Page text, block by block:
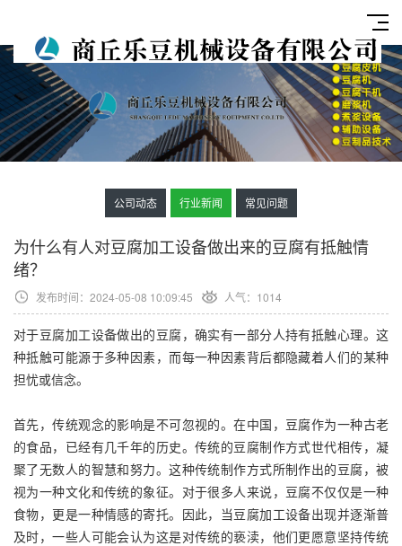
公司动态 行业新闻 常见问题
为什么有人对豆腐加工设备做出来的豆腐有抵触情
绪？
发布时间：2024-05-08 10:09:45 人气： 1014
对于豆腐加工设备做出的豆腐，确实有一部分人持有抵触心理。这
种抵触可能源于多种因素，而每一种因素背后都隐藏着人们的某种
担忧或信念。
首先，传统观念的影响是不可忽视的。在中国，豆腐作为一种古老
的食品，已经有几千年的历史。传统的豆腐制作方式世代相传，凝
聚了无数人的智慧和努力。这种传统制作方式所制作出的豆腐，被
视为一种文化和传统的象征。对于很多人来说，豆腐不仅仅是一种
食物，更是一种情感的寄托。因此，当豆腐加工设备出现并逐渐普
及时，一些人可能会认为这是对传统的亵渎，他们更愿意坚持传统